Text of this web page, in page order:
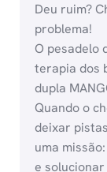
Deu ruim?
problema!
O pesadelo
terapia dos
dupla
Quando o
deixar
uma
e